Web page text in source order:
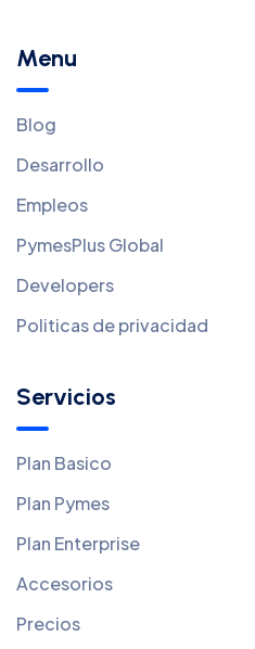
Menu
Blog
Desarrollo
Empleos
PymesPlus Global
Developers
Politicas de privacidad
Servicios
Plan Basico
Plan Pymes
Plan Enterprise
Accesorios
Precios